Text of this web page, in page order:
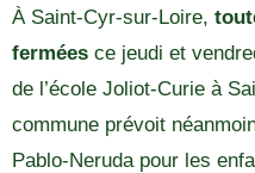
À Saint-Cyr-sur-Loire,
fermées ce jeudi et
de l’école Joliot-Curie à
commune prévoit
Pablo-Neruda pour les